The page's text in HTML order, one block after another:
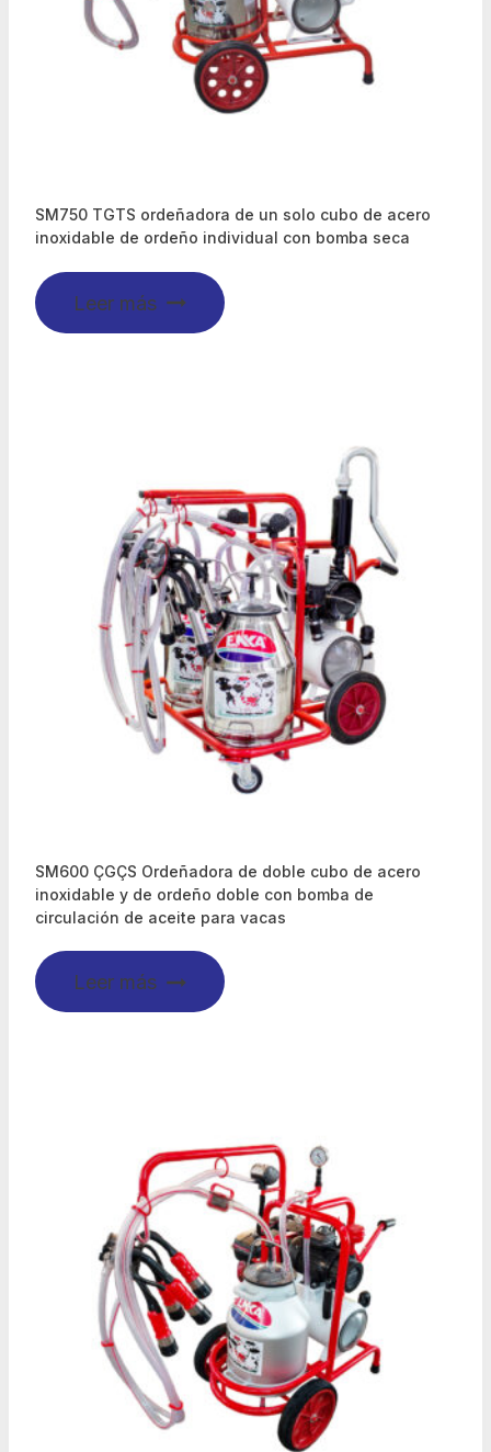
SM750 TGTS ordeñadora de un solo cubo de acero
inoxidable de ordeño individual con bomba seca
Leer más
SM600 ÇGÇS Ordeñadora de doble cubo de acero
inoxidable y de ordeño doble con bomba de
circulación de aceite para vacas
Leer más